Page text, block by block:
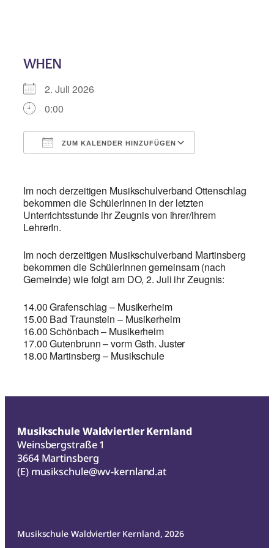
WHEN
2. Juli 2026
0:00
ZUM KALENDER HINZUFÜGEN
Im noch derzeitigen Musikschulverband Ottenschlag
bekommen die SchülerInnen in der letzten
Unterrichtsstunde ihr Zeugnis von ihrer/ihrem
LehrerIn.
Im noch derzeitigen Musikschulverband Martinsberg
bekommen die SchülerInnen gemeinsam (nach
Gemeinde) wie folgt am DO, 2. Juli ihr Zeugnis:
14.00 Grafenschlag – Musikerheim
15.00 Bad Traunstein – Musikerheim
16.00 Schönbach – Musikerheim
17.00 Gutenbrunn – vorm Gsth. Juster
18.00 Martinsberg – Musikschule
Musikschule Waldviertler Kernland
Weinsbergstraße 1
3664 Martinsberg
(E) musikschule@wv-kernland.at
Musikschule Waldviertler Kernland, 2026